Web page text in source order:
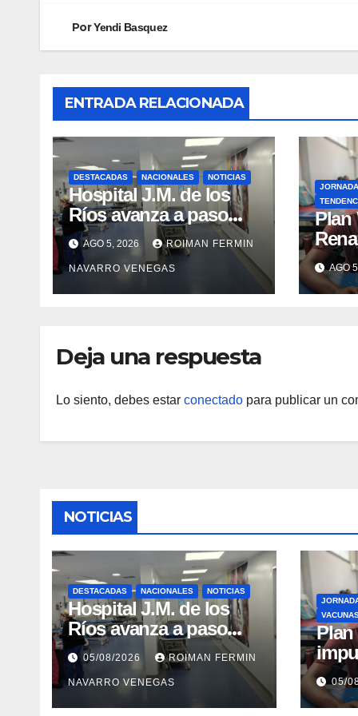
PorYendi Basquez
ENTRADA RELACIONADA
DESTACADAS NACIONALES NOTICIAS
Hospital J.M. de los
Ríos avanza a paso
firme en su
recuperación tras los
recientes eventos
sísmicos
AGO 5, 2026 ROIMAN FERMIN
NAVARRO VENEGAS
​Plan
AGO
Deja una respuesta
Lo siento, debes estar conectado para publicar un
NOTICIAS
DESTACADAS NACIONALES NOTICIAS
Hospital J.M. de los
Ríos avanza a paso
firme en su
recuperación tras los
recientes eventos
sísmicos
05/08/2026 ROIMAN FERMIN
NAVARRO VENEGAS
​Plan
05/